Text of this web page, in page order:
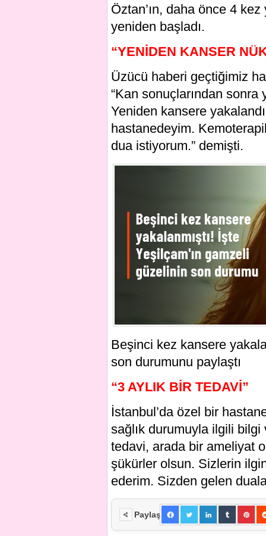
Öztan’ın, daha önce 4
yeniden başladı.
“YENİDEN KANSER
Üzücü haberi geçtiğimiz
“Kan sonuçlarından sonra
Yeniden kansere
hastanedeyim.
dua istiyorum.” demişti.
Beşinci kez kansere
son durumunu paylaştı
“3 AYLIK BİR TEDAVİ”
İstanbul’da özel bir
sağlık durumuyla ilgili bilgi
tedavi, arada bir ameliyat
şükürler olsun. Sizlerin
ederim. Sizden gelen
Paylaş